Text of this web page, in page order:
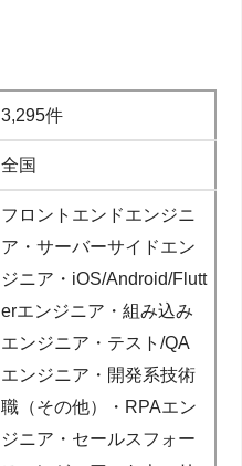
3,295件
全国
フロントエンドエンジニ
ア・サーバーサイドエン
ジニア・iOS/Android/Flutt
erエンジニア・組み込み
エンジニア・テスト/QA
エンジニア・開発系技術
職（その他）・RPAエン
ジニア・セールスフォー